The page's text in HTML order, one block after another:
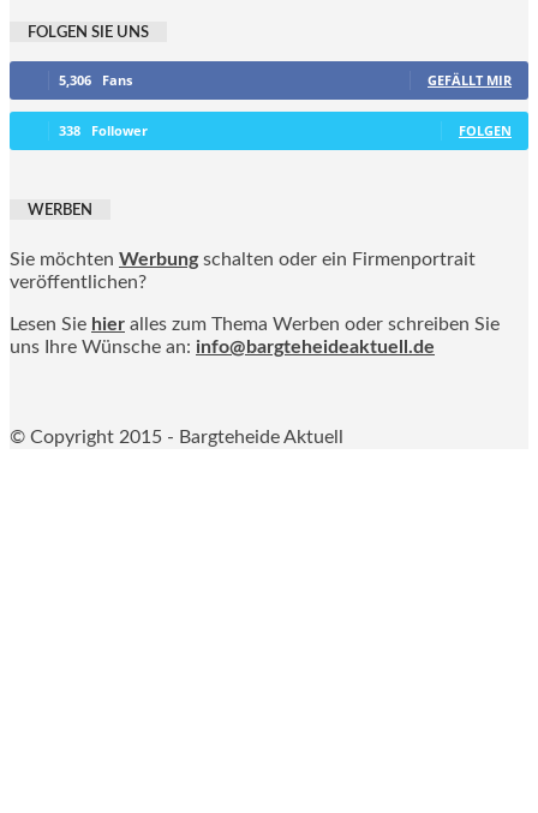
FOLGEN SIE UNS
5,306 Fans GEFÄLLT MIR
338 Follower FOLGEN
WERBEN
Sie möchten Werbung schalten oder ein Firmenportrait
veröffentlichen?
Lesen Sie hier alles zum Thema Werben oder schreiben Sie
uns Ihre Wünsche an: info@bargteheideaktuell.de
© Copyright 2015 - Bargteheide Aktuell